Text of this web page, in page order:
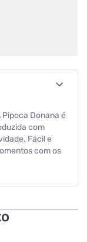
Donana é
com
Fácil e
com os